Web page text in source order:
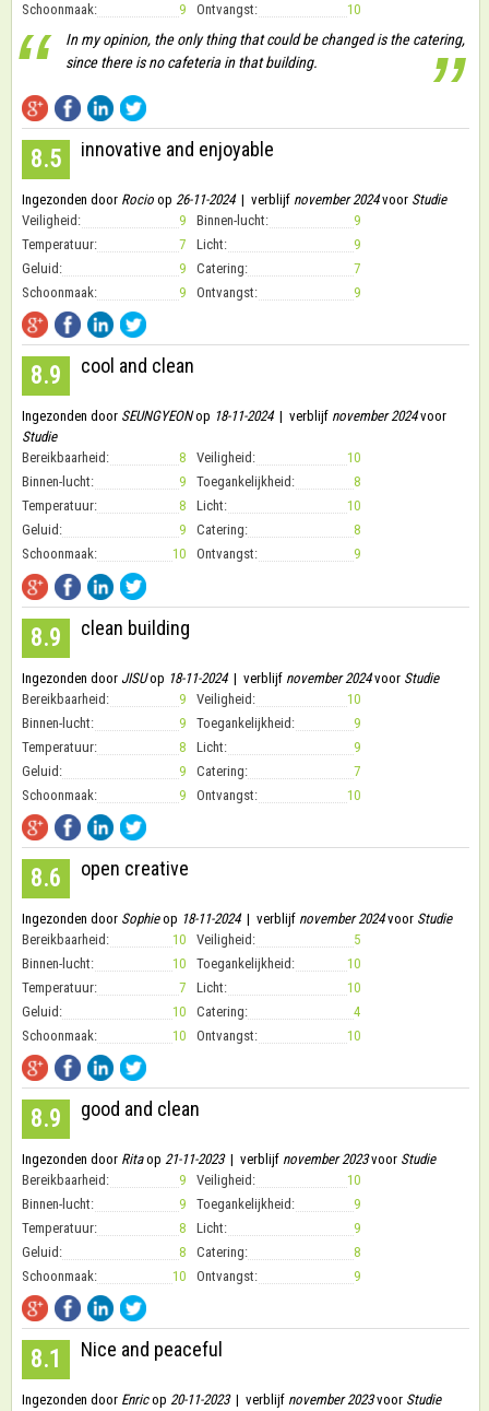
Schoonmaak:
9 Ontvangst: 10
“
In my opinion, the only thing that could be changed is the catering,
since there is no cafeteria in that building.
”
8.5 innovative and enjoyable
Ingezonden door Rocio op 26-11-2024| verblijf november 2024voor Studie
Veiligheid:
9 Binnen-lucht:
9
Temperatuur:
7 Licht:
9
Geluid:
9 Catering:
7
Schoonmaak:
9 Ontvangst: 9
8.9 cool and clean
Ingezonden door SEUNGYEONop 18-11-2024| verblijf november 2024voor
Studie
Bereikbaarheid:
8 Veiligheid:
10
Binnen-lucht:
9 Toegankelijkheid:
8
Temperatuur:
8 Licht:
10
Geluid:
9 Catering:
8
Schoonmaak:
10 Ontvangst: 9
8.9 clean building
Ingezonden door JISUop 18-11-2024| verblijf november 2024voor Studie
Bereikbaarheid:
9 Veiligheid:
10
Binnen-lucht:
9 Toegankelijkheid:
9
Temperatuur:
8 Licht:
9
Geluid:
9 Catering:
7
Schoonmaak:
9 Ontvangst: 10
8.6 open creative
Ingezonden door Sophieop 18-11-2024| verblijf november 2024voor Studie
Bereikbaarheid:
10 Veiligheid:
5
Binnen-lucht:
10 Toegankelijkheid:
10
Temperatuur:
7 Licht:
10
Geluid:
10 Catering:
4
Schoonmaak:
10 Ontvangst: 10
8.9 good and clean
Ingezonden door Ritaop 21-11-2023| verblijf november 2023voor Studie
Bereikbaarheid:
9 Veiligheid:
10
Binnen-lucht:
9 Toegankelijkheid:
9
Temperatuur:
8 Licht:
9
Geluid:
8 Catering:
8
Schoonmaak:
10 Ontvangst: 9
8.1 Nice and peaceful
Ingezonden door Enricop 20-11-2023| verblijf november 2023voor Studie